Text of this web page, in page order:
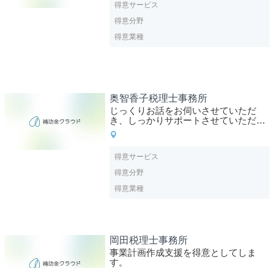
得意サービス
得意分野
得意業種
奥智香子税理士事務所
じっくりお話をお伺いさせていただ
き、しっかりサポートさせていただき
ます。
得意サービス
得意分野
得意業種
岡田税理士事務所
事業計画作成支援を得意としてしま
す。